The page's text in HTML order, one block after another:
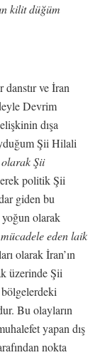
kilit düğüm
danstır ve İran
Devrim
dışa
Şii Hilali
Şii
politik Şii
giden bu
yoğun olarak
eden laik
olarak İran’ın
üzerinde Şii
Bu olayların
yapan dış
nokta